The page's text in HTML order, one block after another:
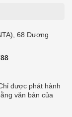
68 Dương
được phát hành
văn bản của